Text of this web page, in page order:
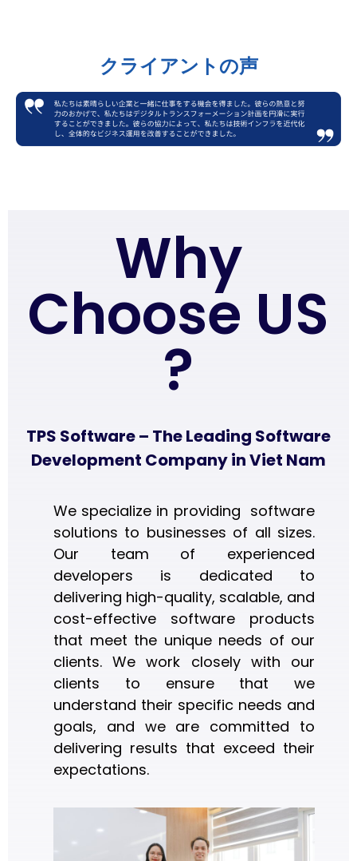
クライアントの声
Why
Choose US
?
TPS Software – The Leading Software
Development Company in Viet Nam
We specialize in providing software
solutions to businesses of all sizes.
Our team of experienced
developers is dedicated to
delivering high-quality, scalable, and
cost-effective software products
that meet the unique needs of our
clients. We work closely with our
clients to ensure that we
understand their specific needs and
goals, and we are committed to
delivering results that exceed their
expectations.